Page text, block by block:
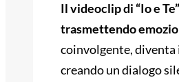
Il videoclip di “Io e
trasmettendo
coinvolgente, diventa
creando un dialogo